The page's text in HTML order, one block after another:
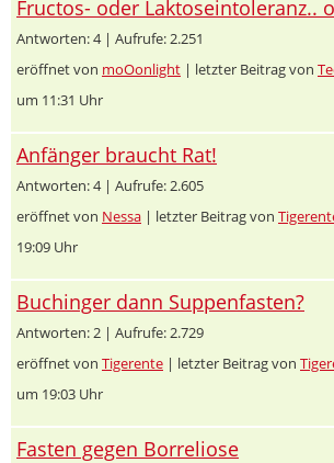
Fructos- oder Laktoseintoleranz..
Antworten: 4 | Aufrufe: 2.251
eröffnet von moOonlight | letzter Beitrag von
um 11:31 Uhr
Anfänger braucht Rat!
Antworten: 4 | Aufrufe: 2.605
eröffnet von Nessa | letzter Beitrag von
19:09 Uhr
Buchinger dann Suppenfasten?
Antworten: 2 | Aufrufe: 2.729
eröffnet von Tigerente | letzter Beitrag von
um 19:03 Uhr
Fasten gegen Borreliose